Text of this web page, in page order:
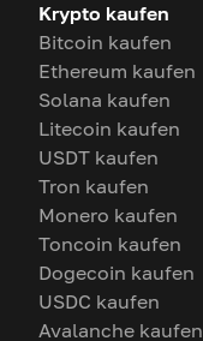
Krypto kaufen
Bitcoin kaufen
Ethereum kaufen
Solana kaufen
Litecoin kaufen
USDT kaufen
Tron kaufen
Monero kaufen
Toncoin kaufen
Dogecoin kaufen
USDC kaufen
Avalanche kaufen